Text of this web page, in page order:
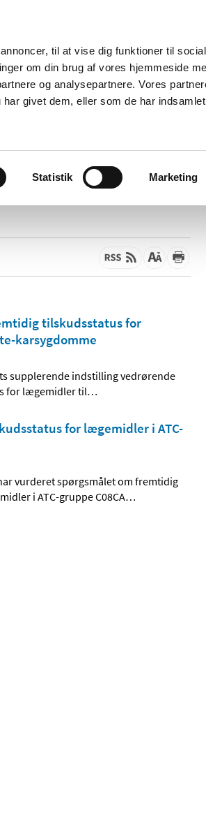
til at vise dig funktioner til
om din brug af vores hjemmeside
og analysepartnere. Vores
givet dem, eller som de har
Statistik Marketing
Nyheder Om os Kontakt
og
Apoteker og salg af
tilskudsstatus for
karsygdomme
supplerende indstilling vedrørende
for lægemidler til…
for lægemidler i ATC-
vurderet spørgsmålet om fremtidig
i ATC-gruppe C08CA…